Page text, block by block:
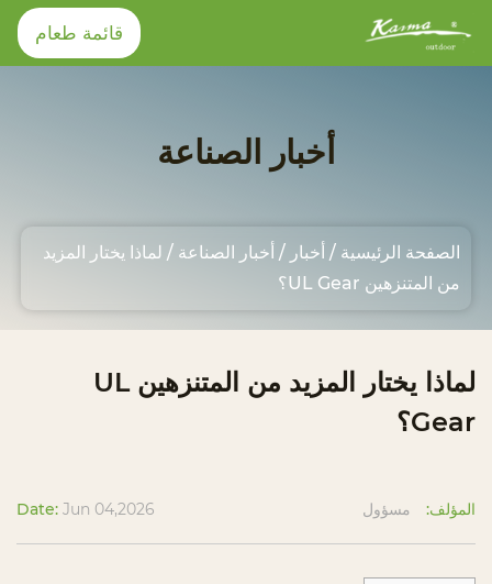
قائمة طعام
أخبار الصناعة
الصفحة الرئيسية / أخبار / أخبار الصناعة / لماذا يختار المزيد
من المتنزهين UL Gear؟
لماذا يختار المزيد من المتنزهين UL
Gear؟
المؤلف: مسؤول Date: Jun 04,2026